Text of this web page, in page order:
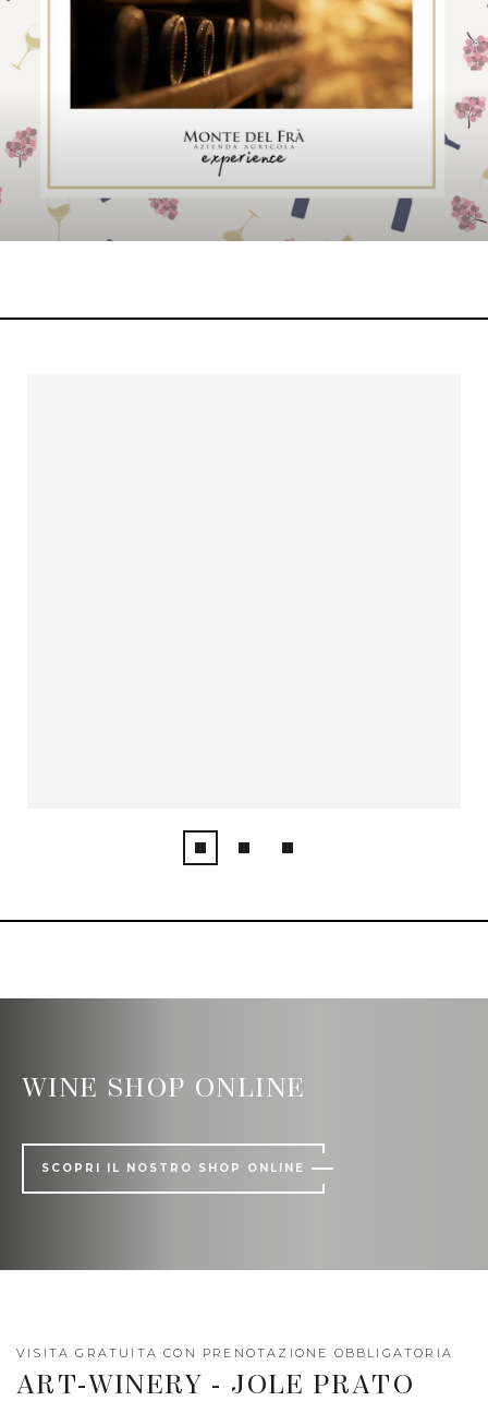
WINE SHOP ONLINE
SCOPRI IL NOSTRO SHOP ONLINE
VISITA GRATUITA CON PRENOTAZIONE OBBLIGATORIA
ART-WINERY - JOLE PRATO